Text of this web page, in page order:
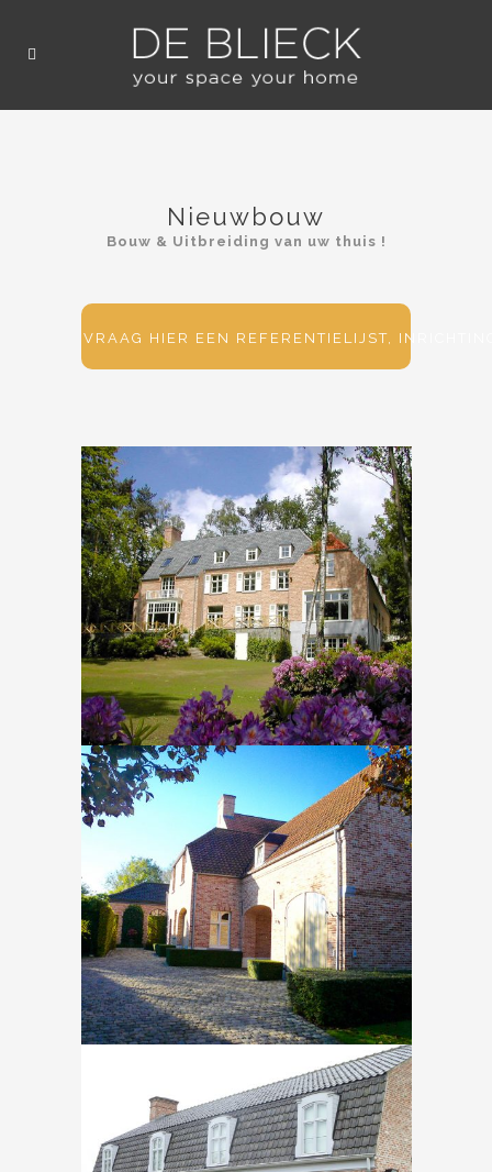
Nieuwbouw
Bouw & Uitbreiding van uw thuis !
VRAAG HIER EEN REFERENTIELIJST,
Braine l’Alleud – Etangs
InNieuwbouw
Sint Pieters Leeuw – De Elst
InNieuwbouw